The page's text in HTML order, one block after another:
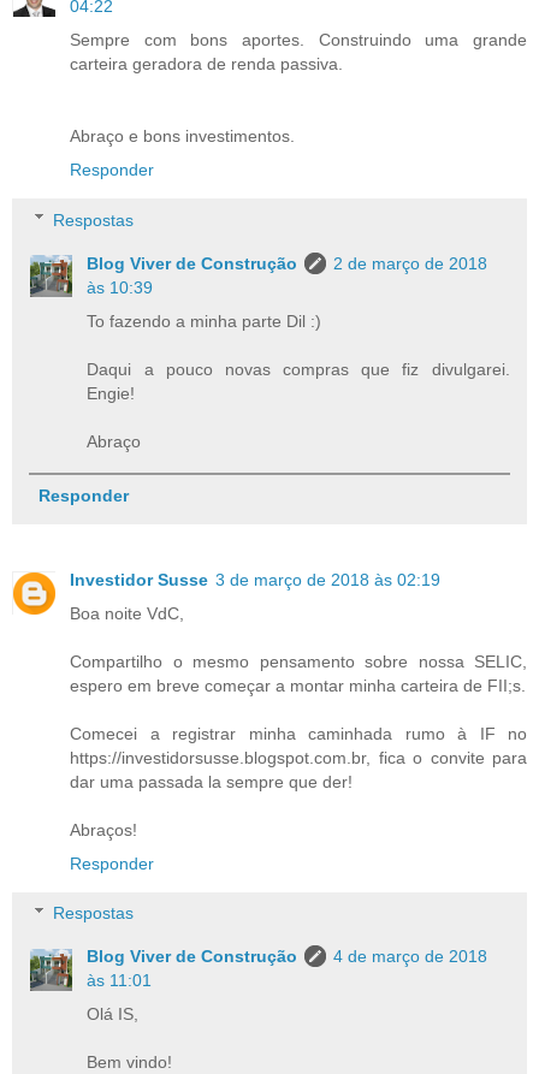
04:22
Sempre com bons aportes. Construindo uma grande
carteira geradora de renda passiva.
Abraço e bons investimentos.
Responder
Respostas
Blog Viver de Construção
2 de março de 2018
às 10:39
To fazendo a minha parte Dil :)
Daqui a pouco novas compras que fiz divulgarei.
Engie!
Abraço
Responder
Investidor Susse 3 de março de 2018 às 02:19
Boa noite VdC,
Compartilho o mesmo pensamento sobre nossa SELIC,
espero em breve começar a montar minha carteira de FII;s.
Comecei a registrar minha caminhada rumo à IF no
https://investidorsusse.blogspot.com.br, fica o convite para
dar uma passada la sempre que der!
Abraços!
Responder
Respostas
Blog Viver de Construção
4 de março de 2018
às 11:01
Olá IS,
Bem vindo!